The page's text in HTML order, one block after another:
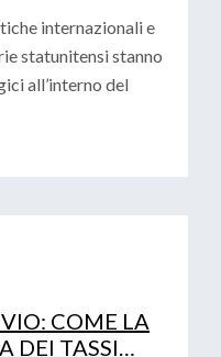
internazionali e
statunitensi stanno
all’interno del
COME LA
DEI TASSI